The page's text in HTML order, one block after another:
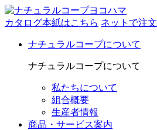
カタログ本紙はこちら ネットで注文
ナチュラルコープについて
ナチュラルコープについて
私たちについて
組合概要
生産者情報
商品・サービス案内